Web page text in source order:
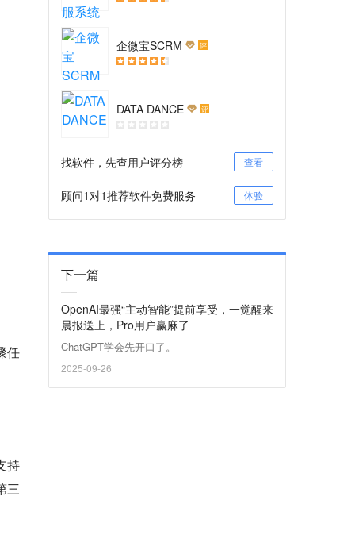
任
持
三
企微宝SCRM 评
DATA DANCE 评
找软件，先查用户评分榜 查看
顾问1对1推荐软件免费服务 体验
下一篇
OpenAI最强“主动智能”提前享受，一觉醒来
晨报送上，Pro用户赢麻了
ChatGPT学会先开口了。
2025-09-26